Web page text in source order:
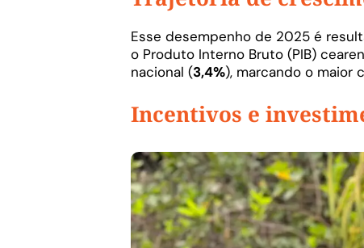
Esse desempenho de 2025 é
o Produto Interno Bruto (PIB)
nacional (3,4%), marcando o maior
Incentivos e